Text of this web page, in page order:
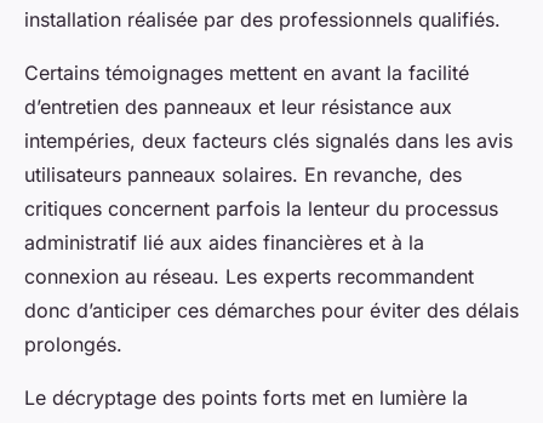
installation réalisée par des professionnels qualifiés.
Certains témoignages mettent en avant la facilité
d’entretien des panneaux et leur résistance aux
intempéries, deux facteurs clés signalés dans les avis
utilisateurs panneaux solaires. En revanche, des
critiques concernent parfois la lenteur du processus
administratif lié aux aides financières et à la
connexion au réseau. Les experts recommandent
donc d’anticiper ces démarches pour éviter des délais
prolongés.
Le décryptage des points forts met en lumière la